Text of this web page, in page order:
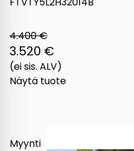
4.400 €
3.520 €
(ei sis. ALV)
Näytä tuote
Myynti